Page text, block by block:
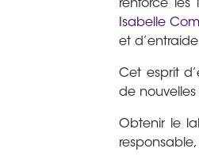
renforce les
Isabelle
et
Cet esprit
de nouvelles
Obtenir le